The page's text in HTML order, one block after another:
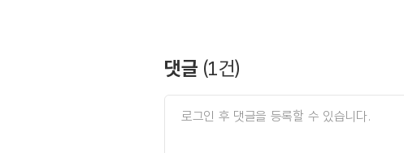
댓글 (1건)